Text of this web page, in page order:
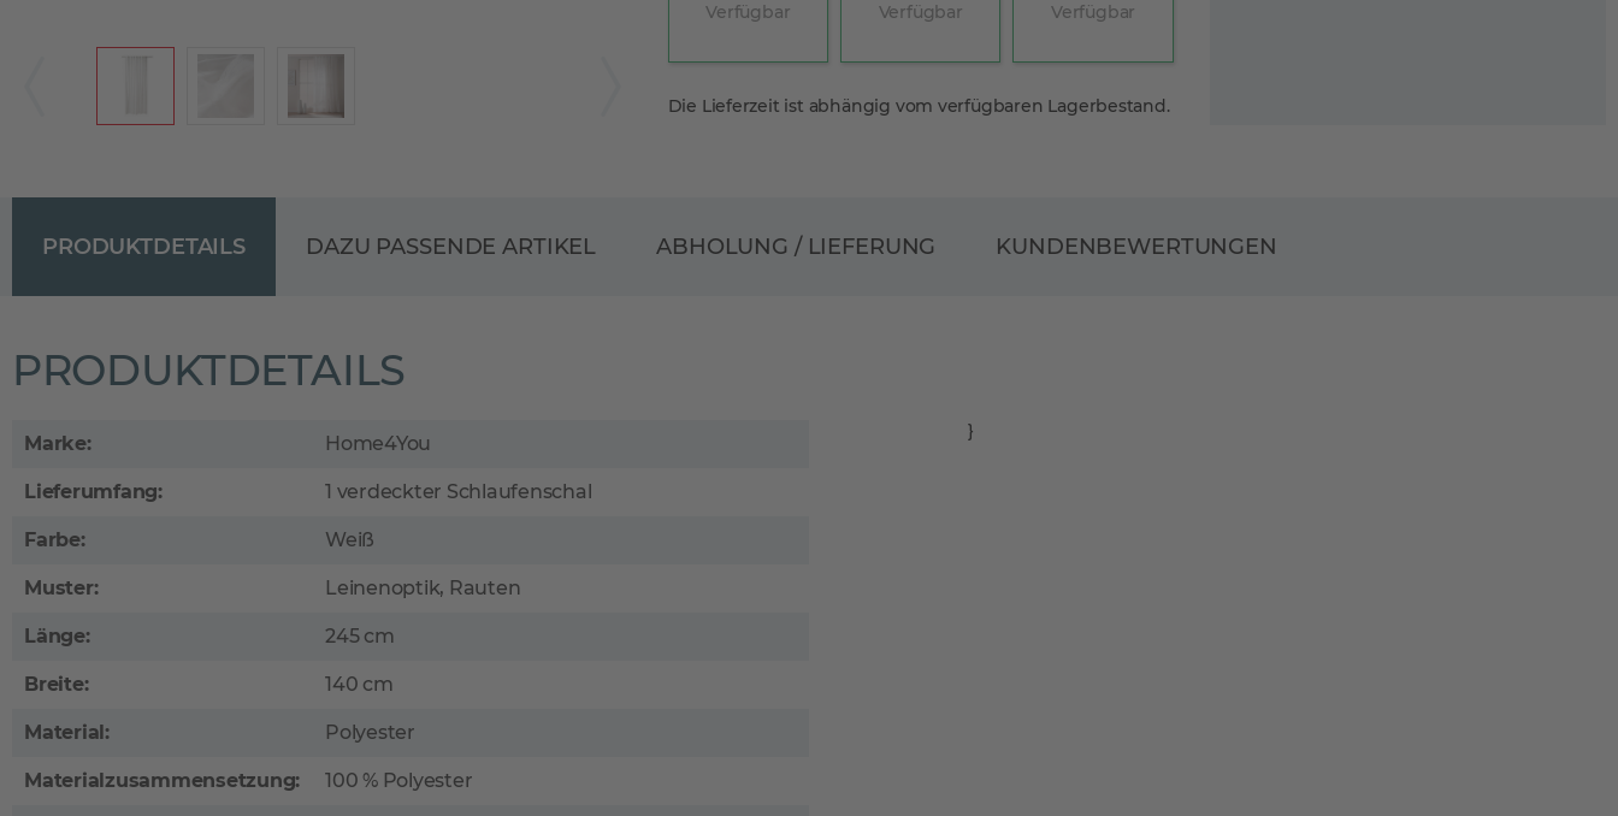
Verfügbar Verfügbar Verfügbar
Die Lieferzeit ist abhängig vom verfügbaren Lagerbestand.
PRODUKTDETAILS
PRODUKTDETAILS
Marke: Home4You
Lieferumfang: 1 verdeckter Schlaufenschal
Farbe: Weiß
Muster: Leinenoptik, Rauten
Länge: 245 cm
Breite: 140 cm
Material: Polyester
Materialzusammensetzung: 100 % Polyester
}
DAZU PASSENDE ARTIKEL ABHOLUNG / LIEFERUNG KUNDENBEWERTUNGEN